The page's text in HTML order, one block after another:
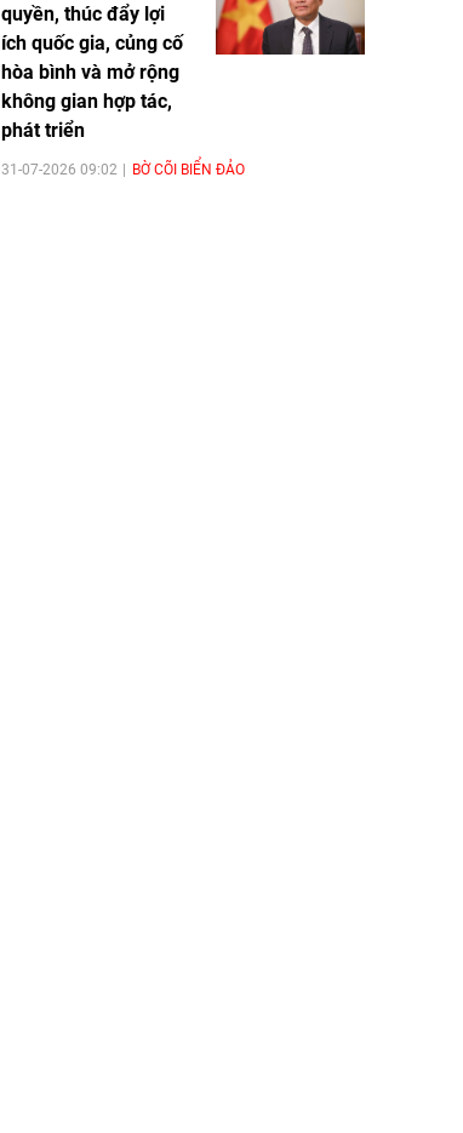
quyền, thúc đẩy lợi
ích quốc gia, củng cố
hòa bình và mở rộng
không gian hợp tác,
phát triển
31-07-2026 09:02 BỜ CÕI BIỂN ĐẢO